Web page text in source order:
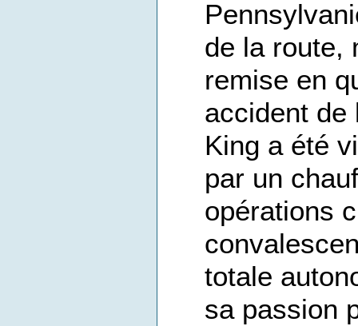
de la route,
remise en
accident de
King a été
par un
opérations
totale
sa passion